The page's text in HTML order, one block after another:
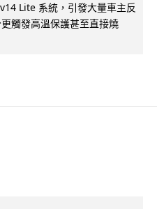
Lite 系統，引發大量車主反
觸發高溫保護甚至直接燒